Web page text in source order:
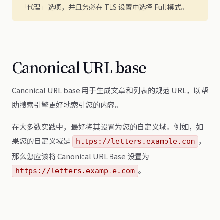
「代理」选项，并且务必在 TLS 设置中选择 Full 模式。
Canonical URL base
Canonical URL base 用于生成文章和列表的规范 URL，以帮
助搜索引擎更好地索引您的内容。
在大多数实践中，最好将其设置为您的自定义域。例如，如
果您的自定义域是
https://letters.example.com ，
那么您应该将 Canonical URL Base 设置为
https://letters.example.com 。